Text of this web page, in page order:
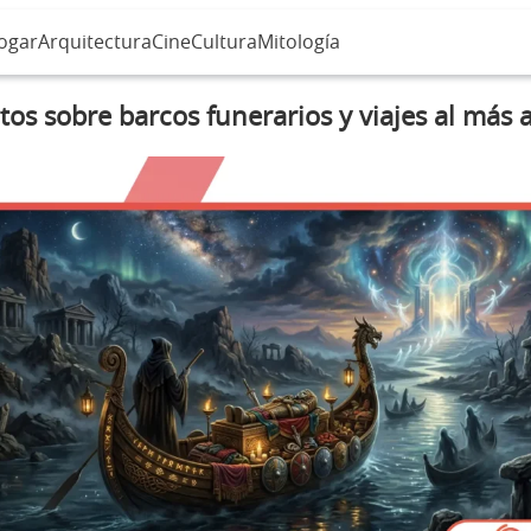
ArquitecturaCineCulturaMitología
sobre barcos funerarios y viajes al más